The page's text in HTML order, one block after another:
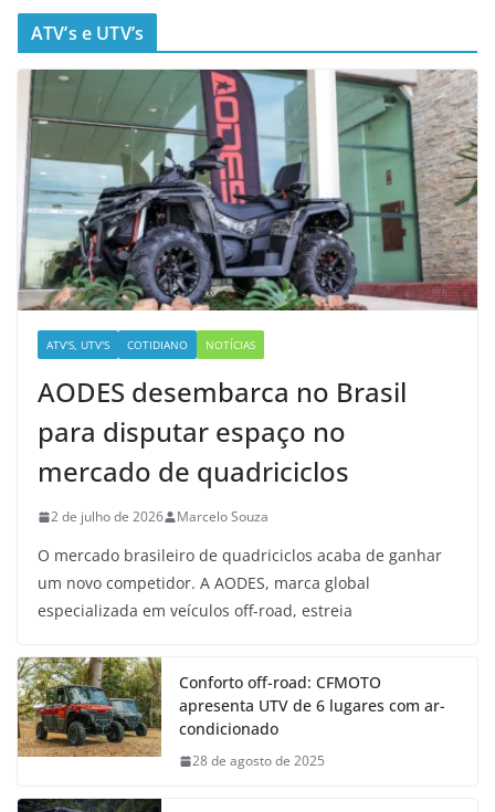
ATV’s e UTV’s
ATV'S, UTV'S COTIDIANO NOTÍCIAS
AODES desembarca no Brasil
para disputar espaço no
mercado de quadriciclos
2 de julho de 2026 Marcelo Souza
O mercado brasileiro de quadriciclos acaba de ganhar
um novo competidor. A AODES, marca global
especializada em veículos off-road, estreia
Conforto off-road: CFMOTO
apresenta UTV de 6 lugares com ar-
condicionado
28 de agosto de 2025